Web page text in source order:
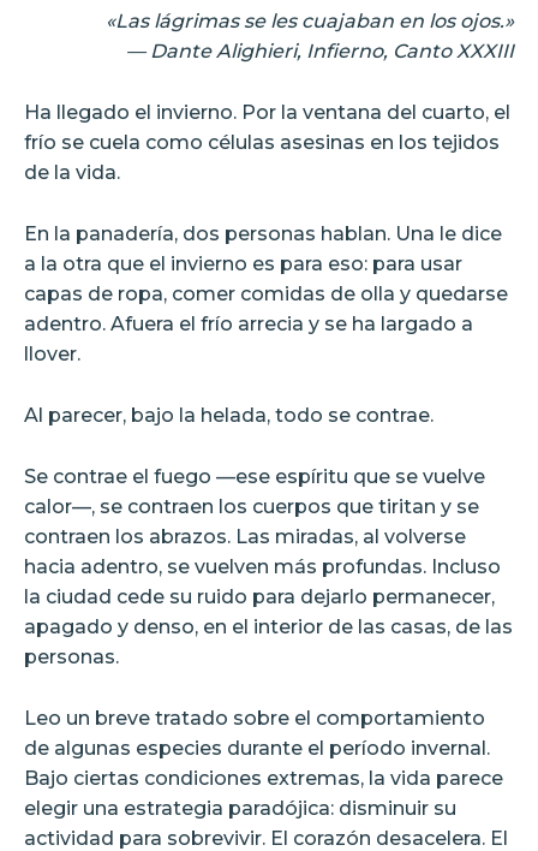
«Las lágrimas se les cuajaban en los ojos.»
— Dante Alighieri, Infierno, Canto XXXIII
Ha llegado el invierno. Por la ventana del cuarto, el
frío se cuela como células asesinas en los tejidos
de la vida.
En la panadería, dos personas hablan. Una le dice
a la otra que el invierno es para eso: para usar
capas de ropa, comer comidas de olla y quedarse
adentro. Afuera el frío arrecia y se ha largado a
llover.
Al parecer, bajo la helada, todo se contrae.
Se contrae el fuego —ese espíritu que se vuelve
calor—, se contraen los cuerpos que tiritan y se
contraen los abrazos. Las miradas, al volverse
hacia adentro, se vuelven más profundas. Incluso
la ciudad cede su ruido para dejarlo permanecer,
apagado y denso, en el interior de las casas, de las
personas.
Leo un breve tratado sobre el comportamiento
de algunas especies durante el período invernal.
Bajo ciertas condiciones extremas, la vida parece
elegir una estrategia paradójica: disminuir su
actividad para sobrevivir. El corazón desacelera. El